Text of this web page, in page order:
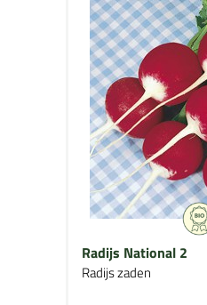
Radijs National 2
Radijs zaden